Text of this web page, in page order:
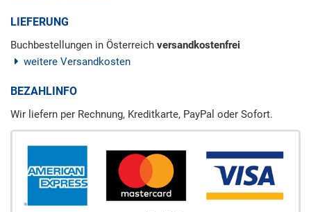
LIEFERUNG
Buchbestellungen in Österreich versandkostenfrei
weitere Versandkosten
BEZAHLINFO
Wir liefern per Rechnung, Kreditkarte, PayPal oder Sofort.